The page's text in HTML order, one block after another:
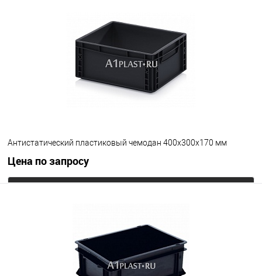
Антистатический пластиковый чемодан 400х300х170 мм
Цена по запросу
Под заказ